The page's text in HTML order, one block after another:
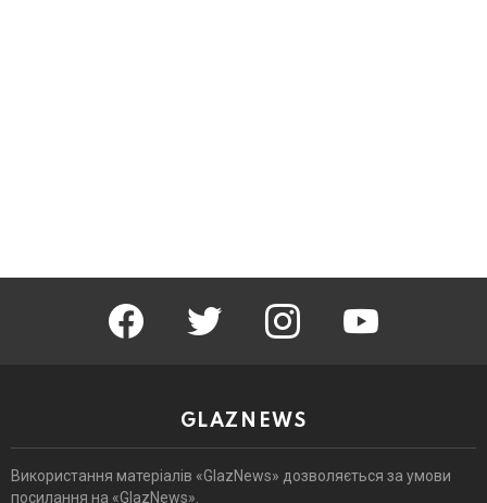
facebook twitter instagram
GLAZNEWS
Використання матеріалів «GlazNews» дозволяється за умови
посилання на «GlazNews».